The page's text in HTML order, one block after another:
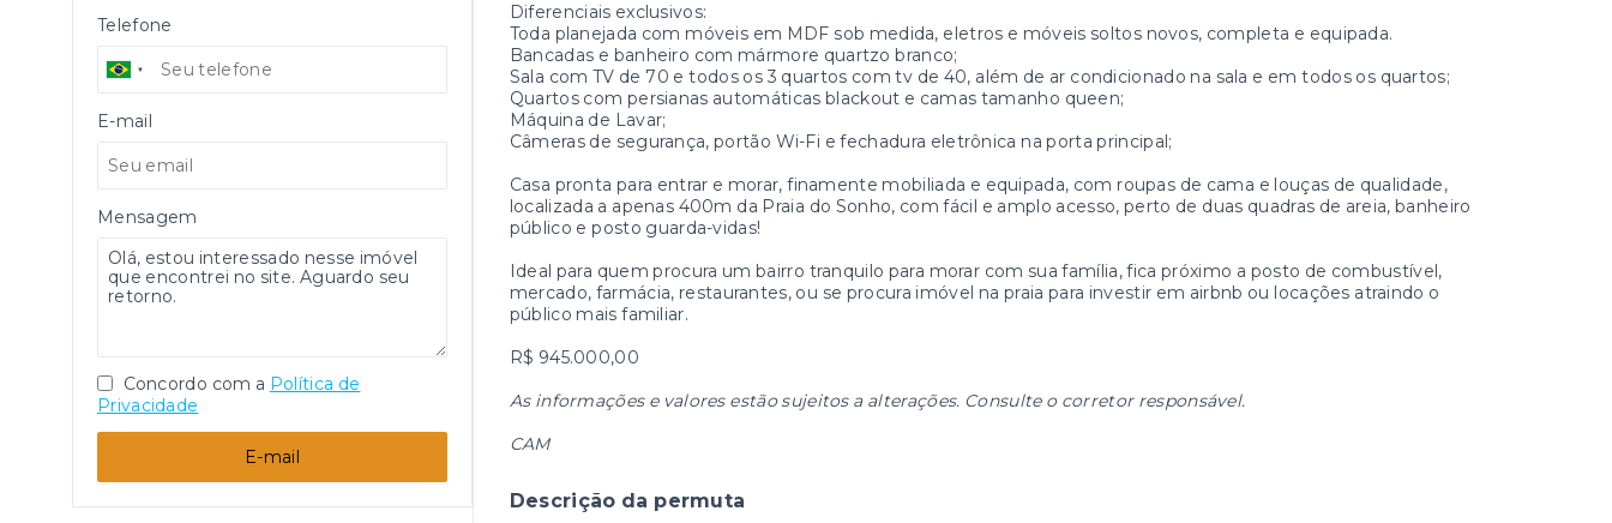
Diferenciais exclusivos:
Toda planejada com móveis em MDF sob medida, eletros e móveis soltos novos, completa e equipada.
Bancadas e banheiro com mármore quartzo branco;
Sala com TV de 70 e todos os 3 quartos com tv de 40, além de ar condicionado na sala e em todos os quartos;
Quartos com persianas automáticas blackout e camas tamanho queen;
Máquina de Lavar;
Câmeras de segurança, portão Wi-Fi e fechadura eletrônica na porta principal;
Casa pronta para entrar e morar, finamente mobiliada e equipada, com roupas de cama e louças de qualidade,
localizada a apenas 400m da Praia do Sonho, com fácil e amplo acesso, perto de duas quadras de areia, banheiro
público e posto guarda-vidas!
Ideal para quem procura um bairro tranquilo para morar com sua família, fica próximo a posto de combustível,
mercado, farmácia, restaurantes, ou se procura imóvel na praia para investir em airbnb ou locações atraindo o
público mais familiar.
R$ 945.000,00
As informações e valores estão sujeitos a alterações. Consulte o corretor responsável.
CAM
Descrição da permuta
Telefone
E-mail
Mensagem
Concordo com a Política de
Privacidade
E-mail